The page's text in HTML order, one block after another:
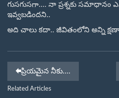
గుసగుసగా.... నా ప్రశ్నకు సమాధానం
ఇవ్వబడిందని..
అది చాలు కదా.. జీవితంలోని అన్ని
ప్రియమైన నీకు....
Related Articles